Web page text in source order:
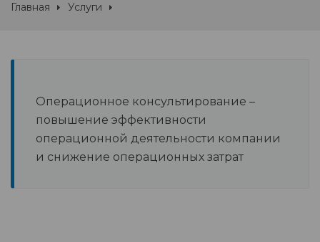
Главная Услуги
Операционное консультирование –
повышение эффективности
операционной деятельности компании
и снижение операционных затрат